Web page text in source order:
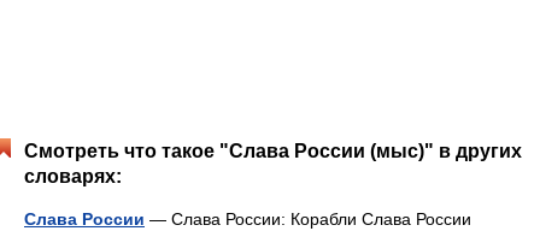
Смотреть что такое "Слава России (мыс)" в других
словарях:
Слава России — Слава России: Корабли Слава России